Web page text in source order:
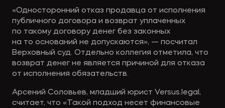
«Односторонний отказ продавца от исполнения
публичного договора и возврат уплаченных
по такому договору денег без законных
на то оснований не допускаются», — посчитал
Верховный суд. Отдельно коллегия отметила, что
возврат денег не является причиной для отказа
от исполнения обязательств. ‍
Арсений Соловьев, младший юрист Versus.legal,
считает, что «Такой подход несет финансовые